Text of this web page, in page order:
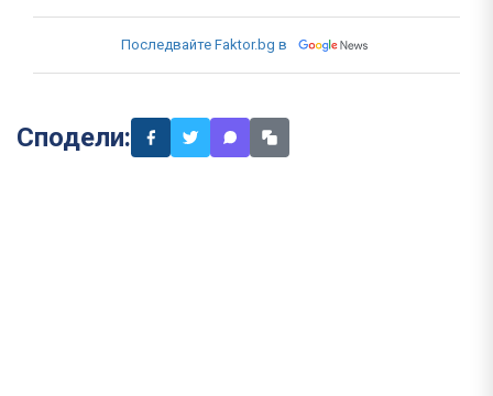
Последвайте Faktor.bg в
Сподели: